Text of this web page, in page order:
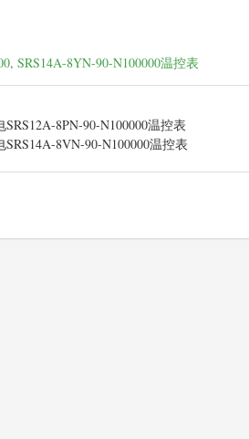
, SRS14A-8YN-90-N100000温控表
8PN-90-N100000温控表
8VN-90-N100000温控表